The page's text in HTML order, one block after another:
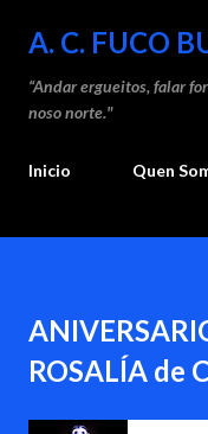
A. C. FUCO
“Andar ergueitos, falar
noso norte."
Inicio Quen
ROSALÍA de